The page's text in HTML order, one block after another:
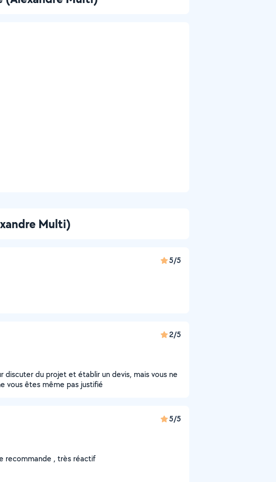
Multi)
5/5
2/5
discuter du projet et établir un devis, mais vous ne
vous êtes même pas justifié
5/5
recommande , très réactif